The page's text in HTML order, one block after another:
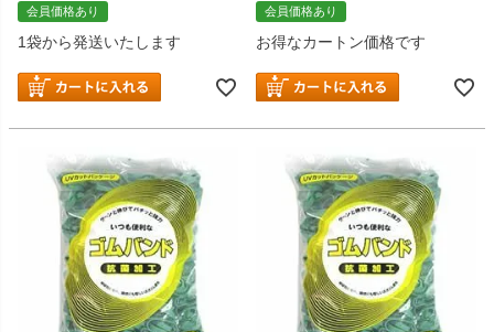
会員価格あり
1袋から発送いたします
会員価格あり
お得なカートン価格です